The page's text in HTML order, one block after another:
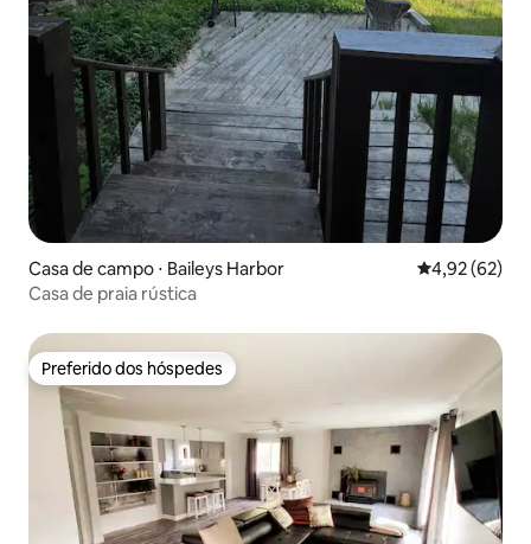
Casa de campo ⋅ Baileys Harbor 4,92 de uma
4,92 (62)
Casa de praia rústica
Preferido dos hóspedes
Preferido dos hóspedes